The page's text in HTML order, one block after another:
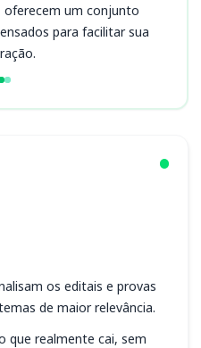
oferecem um conjunto
para facilitar sua
os editais e provas
de maior relevância.
que realmente cai, sem